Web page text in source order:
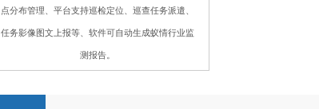
点分布管理、平台支持巡检定位、巡查任务派遣、
任务影像图文上报等、软件可自动生成蚁情行业监
测报告。